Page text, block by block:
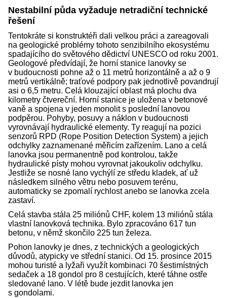
Nestabilní půda vyžaduje netradiční technické
řešení
Tentokráte si konstruktéři dali velkou práci a zareagovali
na geologické problémy tohoto senzibilního ekosystému
spadajícího do světového dědictví UNESCO od roku 2001.
Geologové předvídají, že horní stanice lanovky se
v budoucnosti pohne až o 11 metrů horizontálně a až o 9
metrů vertikálně; traťové podpory pak jednotlivě povandrují
asi o 6,5 metru. Celá klouzající oblast má plochu dva
kilometry čtvereční. Horní stanice je uložena v betonové
vaně a spojena v jeden monolit s poslední lanovou
podpěrou. Pohyby, posuvy a náklon v budoucnosti
vyrovnávají hydraulické elementy. Ty reagují na pozici
senzorů RPD (Rope Position Detection System) a jejich
odchylky zaznamenané měřicím zařízením. Lano a celá
lanovka jsou permanentně pod kontrolou, takže
hydraulické písty mohou vyrovnat jakoukoliv odchylku.
Jestliže se nosné lano vychýlí ze středu kladek, ať už
následkem silného větru nebo posuvem terénu,
automaticky se zpomalí rychlost anebo se lanovka zcela
zastaví.
Celá stavba stála 25 miliónů CHF, kolem 13 miliónů stála
vlastní lanovková technika. Bylo zpracováno 617 tun
betonu, v němž skončilo 225 tun železa.
Pohon lanovky je dnes, z technických a geologických
důvodů, atypicky ve střední stanici. Od 15. prosince 2015
mohou turisté a lyžaři využít kombinaci 70 šestimístných
sedaček a 18 gondol pro 8 cestujících, které táhne ostře
sledované lano. V létě bude jezdit lanovka jen
s gondolami.